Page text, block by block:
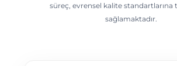
süreç, evrensel kalite
sağlamaktadır.